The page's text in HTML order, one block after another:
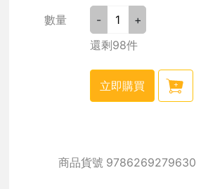
數量 -
+
還剩98件
立即購買
商品貨號 9786269279630